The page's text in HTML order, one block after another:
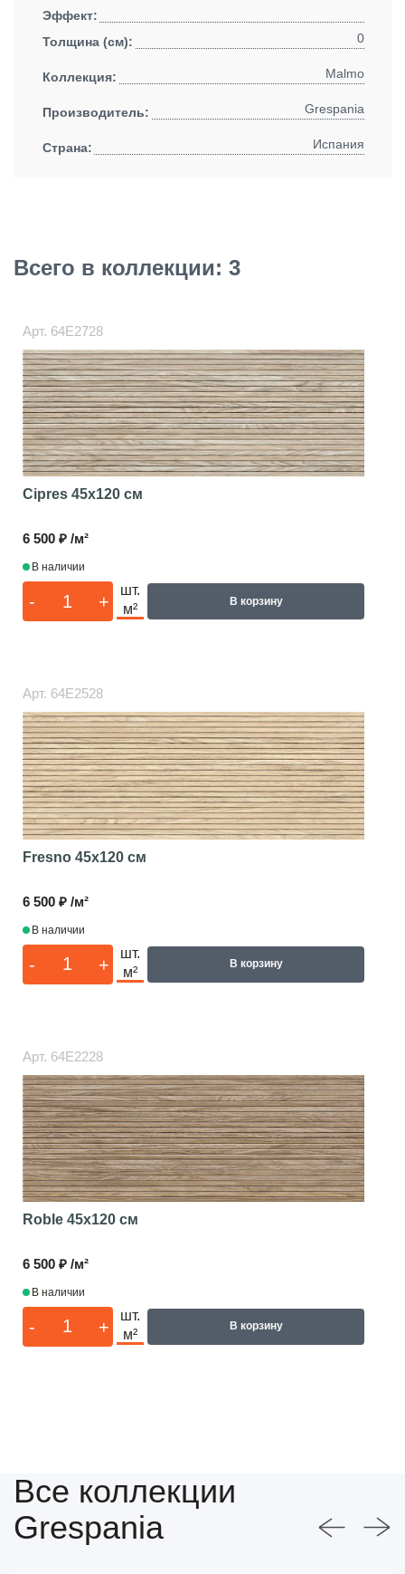
Эффект:
Толщина (см):
0
Коллекция: Malmo
Производитель: Grespania
Страна: Испания
Всего в коллекции: 3
Арт. 64E2728
Cipres 45x120 см
6 500 ₽ /м²
В наличии
- +
шт.
м²
В корзину
Арт. 64E2528
Fresno 45x120 см
6 500 ₽ /м²
В наличии
- +
шт.
м²
В корзину
Арт. 64E2228
Roble 45x120 см
6 500 ₽ /м²
В наличии
- +
шт.
м²
В корзину
Все коллекции
Grespania